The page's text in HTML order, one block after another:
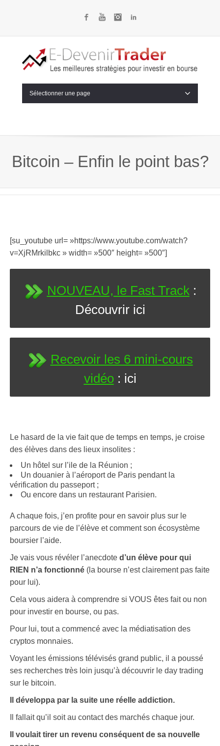
FacebookYouTubeInstagram
Sélectionner une page
Bitcoin – Enfin le point bas?
[su_youtube url= »https://www.youtube.com/watch?
v=XjRMrkilbkc » width= »500″ height= »500″]
NOUVEAU, le Fast Track:
Découvrir ici
Recevoir les 6 mini-cours
vidéo: ici
Le hasard de la vie fait que de temps en temps, je croise
des élèves dans des lieux insolites :
Un hôtel sur l’ile de la Réunion ;
Un douanier à l’aéroport de Paris pendant la
vérification du passeport ;
Ou encore dans un restaurant Parisien.
A chaque fois, j’en profite pour en savoir plus sur le
parcours de vie de l’élève et comment son écosystème
boursier l’aide.
Je vais vous révéler l’anecdote d’un élève pour qui
RIEN n’a fonctionné (la bourse n’est clairement pas faite
pour lui).
Cela vous aidera à comprendre si VOUS êtes fait ou non
pour investir en bourse, ou pas.
Pour lui, tout a commencé avec la médiatisation des
cryptos monnaies.
Voyant les émissions télévisés grand public, il a poussé
ses recherches très loin jusqu’à découvrir le day trading
sur le bitcoin.
Il développa par la suite une réelle addiction.
Il fallait qu’il soit au contact des marchés chaque jour.
Il voulait tirer un revenu conséquent de sa nouvelle